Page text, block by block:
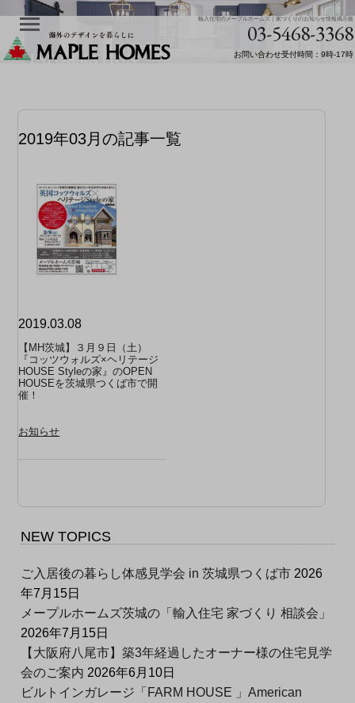
輸入住宅のメープルホームズ｜家づくりのお知らせ情報掲示板
03-5468-3368
お問い合わせ受付時間：9時-17時
2019年03月の記事一覧
2019.03.08
【MH茨城】３月９日（土）
『コッツウォルズ×ヘリテージ
HOUSE Styleの家』のOPEN
HOUSEを茨城県つくば市で開
催！
お知らせ
NEW TOPICS
ご入居後の暮らし体感見学会 in 茨城県つくば市 2026
年7月15日
メープルホームズ茨城の「輸入住宅 家づくり 相談会」
2026年7月15日
【大阪府八尾市】築3年経過したオーナー様の住宅見学
会のご案内 2026年6月10日
ビルトインガレージ「FARM HOUSE 」American